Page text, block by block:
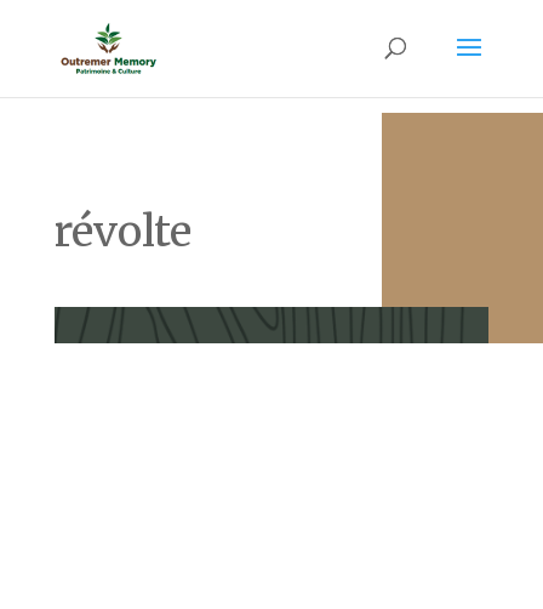
révolte